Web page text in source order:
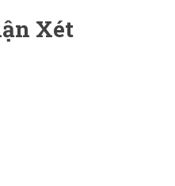
Xét